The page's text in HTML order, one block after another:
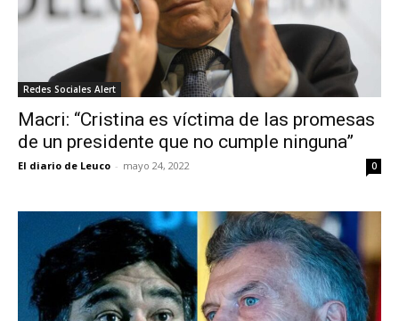
Redes Sociales Alert
Macri: “Cristina es víctima de las promesas
de un presidente que no cumple ninguna”
El diario de Leuco - mayo 24, 2022 0